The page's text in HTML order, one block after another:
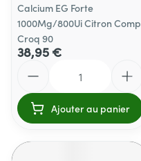
Calcium EG Forte
1000Mg/800Ui Citron Comp
Croq 90
38,95 €
Ajouter au panier